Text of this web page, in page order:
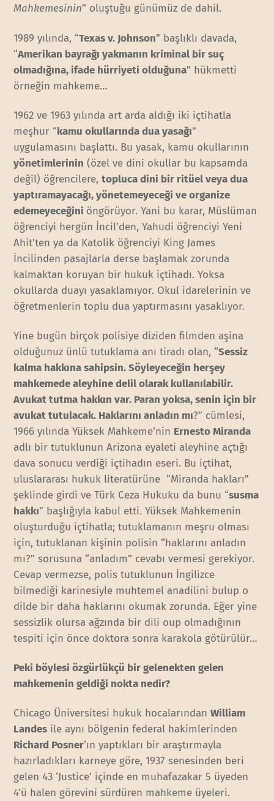
Mahkemesinin” oluştuğu günümüz de dahil.
1989 yılında, “Texas v. Johnson” başlıklı davada,
“Amerikan bayrağı yakmanın kriminal bir suç
olmadığına, ifade hürriyeti olduğuna” hükmetti
örneğin mahkeme…
1962 ve 1963 yılında art arda aldığı iki içtihatla
meşhur “kamu okullarında dua yasağı”
uygulamasını başlattı. Bu yasak, kamu okullarının
yönetimlerinin (özel ve dini okullar bu kapsamda
değil) öğrencilere,topluca dini bir ritüel veya dua
yaptıramayacağı, yönetemeyeceği ve organize
edemeyeceğini öngörüyor. Yani bu karar, Müslüman
öğrenciyi hergün İncil’den, Yahudi öğrenciyi Yeni
Ahit’ten ya da Katolik öğrenciyi King James
İncilinden pasajlarla derse başlamak zorunda
kalmaktan koruyan bir hukuk içtihadı. Yoksa
okullarda duayı yasaklamıyor. Okul idarelerinin ve
öğretmenlerin toplu dua yaptırmasını yasaklıyor.
Yine bugün birçok polisiye diziden filmden aşina
olduğunuz ünlü tutuklama anı tiradı olan, “Sessiz
kalma hakkına sahipsin. Söyleyeceğin herşey
mahkemede aleyhine delil olarak kullanılabilir.
Avukat tutma hakkın var. Paran yoksa, senin için bir
avukat tutulacak. Haklarını anladın mı?” cümlesi,
1966 yılında Yüksek Mahkeme’nin Ernesto Miranda
adlı bir tutuklunun Arizona eyaleti aleyhine açtığı
dava sonucu verdiği içtihadın eseri. Bu içtihat,
uluslararası hukuk literatürüne “Miranda hakları”
şeklinde girdi ve Türk Ceza Hukuku da bunu “susma
hakkı” başlığıyla kabul etti. Yüksek Mahkemenin
oluşturduğu içtihatla; tutuklamanın meşru olması
için, tutuklanan kişinin polisin “haklarını anladın
mı?” sorusuna “anladım” cevabı vermesi gerekiyor.
Cevap vermezse, polis tutuklunun İngilizce
bilmediği karinesiyle muhtemel anadilini bulup o
dilde bir daha haklarını okumak zorunda. Eğer yine
sessizlik olursa ağzında bir dili oup olmadığının
tespiti için önce doktora sonra karakola götürülür…
Peki böylesi özgürlükçü bir gelenekten gelen
mahkemenin geldiği nokta nedir?
Chicago Üniversitesi hukuk hocalarındanWilliam
Landes ile aynı bölgenin federal hakimlerinden
Richard Posner‘ın yaptıkları bir araştırmayla
hazırladıkları karneye göre, 1937 senesinden beri
gelen 43 ‘Justice’ içinde en muhafazakar 5 üyeden
4’ü halen görevini sürdüren mahkeme üyeleri.